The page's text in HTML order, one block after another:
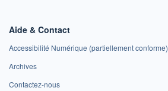
Aide & Contact
Accessibilité Numérique (partiellement conforme)
Archives
Contactez-nous